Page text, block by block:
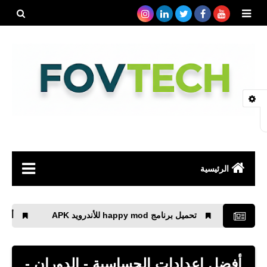
الرئيسية
رياضة
مواقع
تحميل برنامج happy mod للأندرويد APK أكواد خدمات
أفضل إعدادات الحساسية - الدوران -